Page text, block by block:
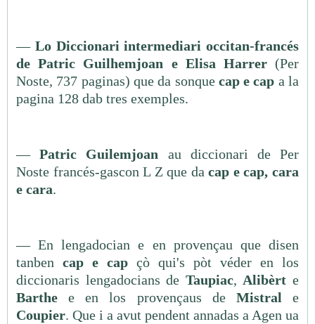
— Lo Diccionari intermediari occitan-francés
de Patric Guilhemjoan e Elisa Harrer (Per
Noste, 737 paginas) que da sonque cap e cap a la
pagina 128 dab tres exemples.
—Patric Guilemjoan au diccionari de Per
Noste francés-gascon L Z que dacap e cap, cara
e cara.
— En lengadocian e en provençau que disen
tanben cap e cap çò qui's pòt véder en los
diccionaris lengadocians de Taupiac, Alibèrt e
Barthe e en los provençaus de Mistral e
Coupier. Que i a avut pendent annadas a Agen ua